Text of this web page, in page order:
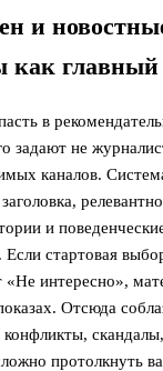
и
как главный
в
задают не
каналов.
заголовка,
и
Если стартовая
интересно»,
Отсюда
конфликты,
протолкнуть